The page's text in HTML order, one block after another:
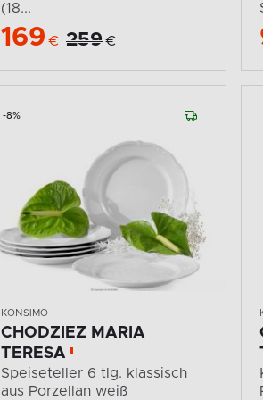
(18...
169 € 259 €
-8%
KONSIMO
CHODZIEZ MARIA
TERESA
Speiseteller 6 tlg. klassisch
aus Porzellan weiß